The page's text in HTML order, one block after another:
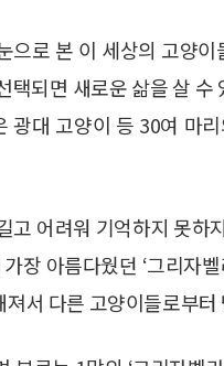
으로 본 이 세상의 고양
택되면 새로운 삶을 살
광대 고양이 등 30여 마
어려워 기억하지 못하
가장 아름다웠던 ‘그리자
서 다른 고양이들로부터